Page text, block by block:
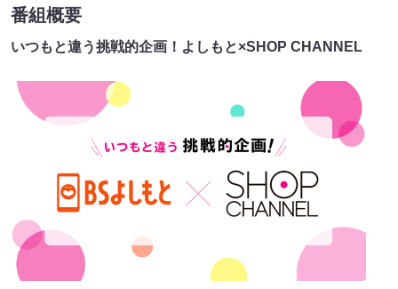
番組概要
いつもと違う挑戦的企画！よしもと×SHOP CHANNEL